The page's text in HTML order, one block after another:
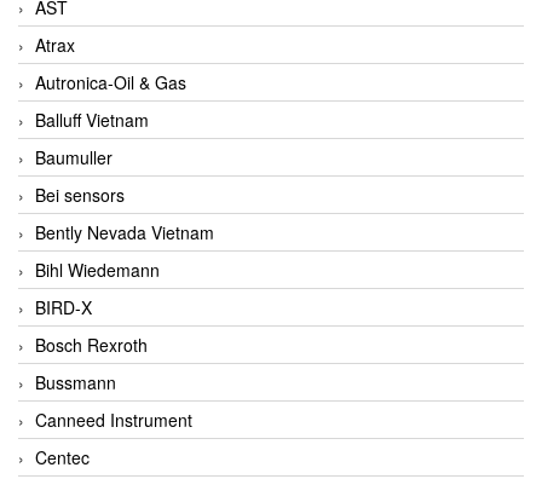
AST
Atrax
Autronica-Oil & Gas
Balluff Vietnam
Baumuller
Bei sensors
Bently Nevada Vietnam
Bihl Wiedemann
BIRD-X
Bosch Rexroth
Bussmann
Canneed Instrument
Centec